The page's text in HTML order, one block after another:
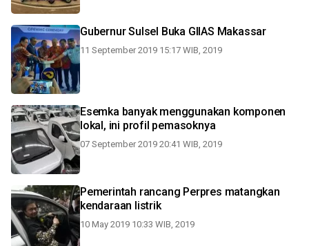
Gubernur Sulsel Buka GIIAS Makassar
11 September 2019 15:17 WIB, 2019
Esemka banyak menggunakan komponen
lokal, ini profil pemasoknya
07 September 2019 20:41 WIB, 2019
Pemerintah rancang Perpres matangkan
kendaraan listrik
10 May 2019 10:33 WIB, 2019